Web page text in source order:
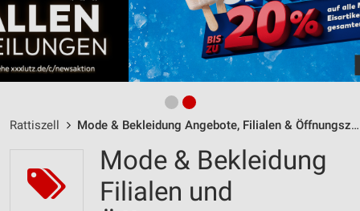
Rattiszell Mode & Bekleidung Angebote, Filialen & Öffnungszeiten
Mode & Bekleidung
Filialen und